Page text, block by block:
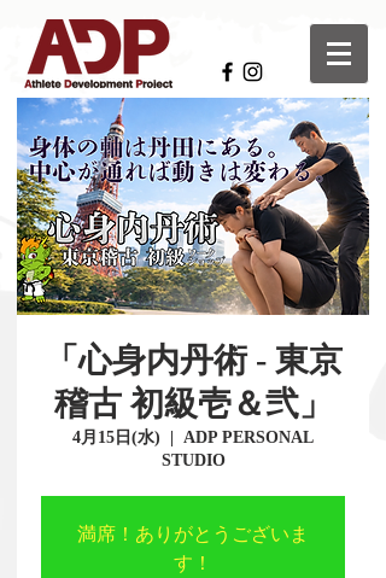
「心身内丹術 - 東京
稽古 初級壱＆弐」
4月15日(水)
ADP PERSONAL
STUDIO
満席！ありがとうございま
す！